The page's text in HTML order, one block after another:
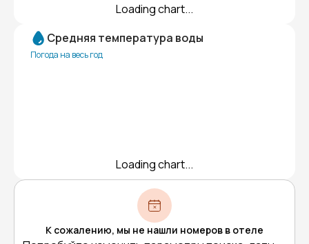
Loading chart...
Средняя температура воды
Погода на весь год
Loading chart...
К сожалению, мы не нашли номеров в отеле